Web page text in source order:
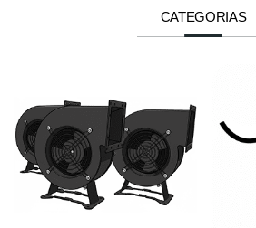
CATEGORIAS